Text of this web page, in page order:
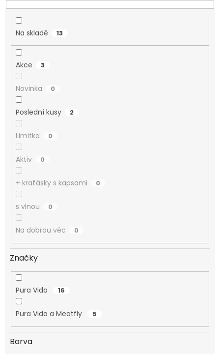
Na skladě 13
Akce 3
Novinka 0
Poslední kusy 2
Limitka 0
Aktiv 0
+ kraťásky s kapsami 0
s vlnou 0
Na dobrou věc 0
Značky
Pura Vida 16
Pura Vida a Meatfly 5
Barva